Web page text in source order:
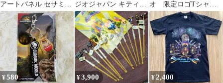
アートパネル セサミス
トリート
ジオジャパン キティカ
チューシャ ピンク スパ
ンコール
オ 限定ロゴTシャ
ツ 映画
¥580 ¥3,900 ¥2,400